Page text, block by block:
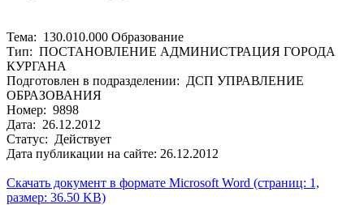
Тема: 130.010.000 Образование
Тип: ПОСТАНОВЛЕНИЕ АДМИНИСТРАЦИЯ ГОРОДА
КУРГАНА
Подготовлен в подразделении: ДСП УПРАВЛЕНИЕ
ОБРАЗОВАНИЯ
Номер: 9898
Дата: 26.12.2012
Статус: Действует
Дата публикации на сайте: 26.12.2012
Скачать документ в формате Microsoft Word (страниц: 1,
размер: 36.50 KB)